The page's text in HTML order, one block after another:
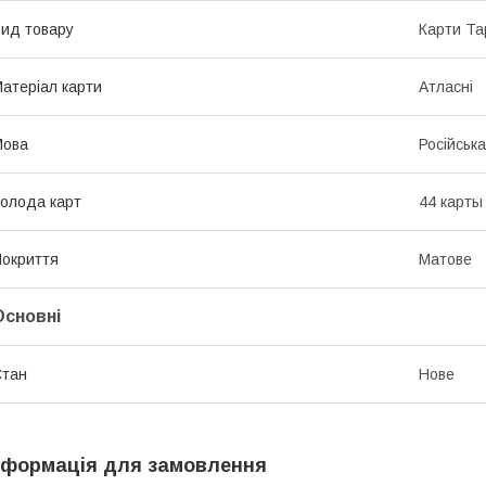
товару Карти
карти Атласні
Російська
карт 44 карты
Матове
Нове
для замовлення